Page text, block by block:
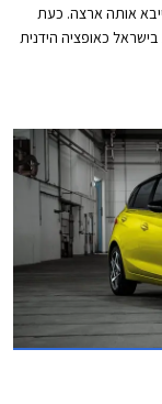
אותה ארצה. כעת
כאופציה הידנית